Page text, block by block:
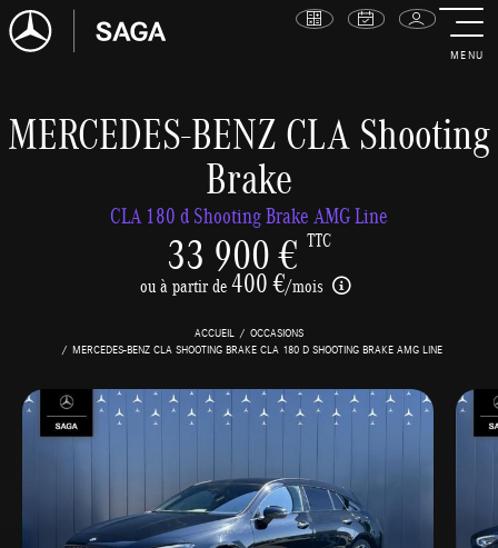
MENU
MERCEDES-BENZ CLA Shooting
Brake
CLA 180 d Shooting Brake AMG Line
33 900 € TTC
ou à partir de400 €/mois
ACCUEIL
OCCASIONS
MERCEDES-BENZ CLA SHOOTING BRAKE CLA 180 D SHOOTING BRAKE AMG LINE